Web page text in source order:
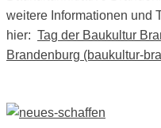
weitere Informationen und
hier: Tag der Baukultur
Brandenburg (baukultur-